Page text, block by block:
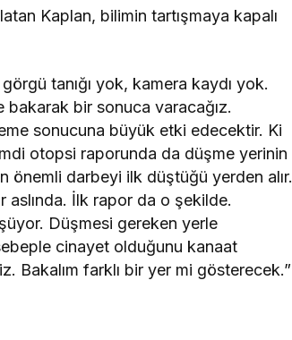
Kaplan, bilimin tartışmaya kapalı
tanığı yok, kamera kaydı yok.
bir sonuca varacağız.
sonucuna büyük etki edecektir. Ki
otopsi raporunda da düşme yerinin
önemli darbeyi ilk düştüğü yerden alır.
aslında. İlk rapor da o şekilde.
Düşmesi gereken yerle
cinayet olduğunu kanaat
Bakalım farklı bir yer mi gösterecek.”